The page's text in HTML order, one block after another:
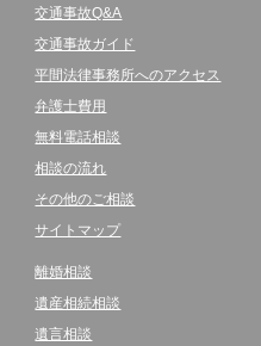
交通事故Q&A
交通事故ガイド
平間法律事務所へのアクセス
弁護士費用
無料電話相談
相談の流れ
その他のご相談
サイトマップ
離婚相談
遺産相続相談
遺言相談